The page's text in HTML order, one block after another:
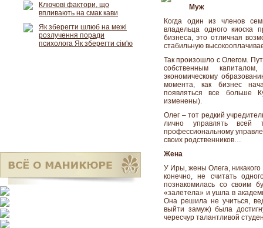
Муж
Когда один из членов
владельца одного киоска
бизнеса, это отличная
стабильную
Так произошло с Олегом.
собственным
экономическому
момента, как бизнес
появляться все больше
изменены).
Олег – тот редкий
лично управлять всей
профессиональному
своих родственников…
Жена
У Иры, жены Олега,
конечно, не считать
познакомилась со своим
«залетела» и ушла в
Она решила не учиться,
выйти замуж) была
чересчур талантливой
Ключові фактори, що
впливають на смак кави
Як зберегти шлюб на межі
розлучення поради
психолога Як зберегти сім'ю